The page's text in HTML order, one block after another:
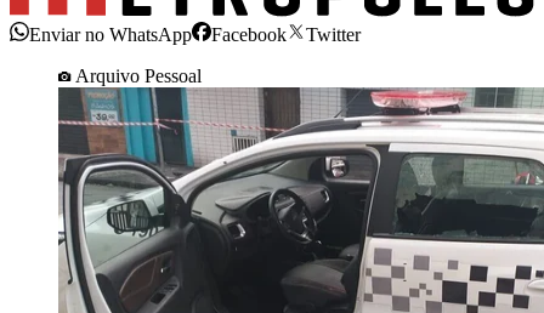
Enviar no WhatsApp Facebook
Twitter
Arquivo Pessoal